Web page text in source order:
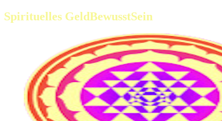
Spirituelles GeldBewusstSein